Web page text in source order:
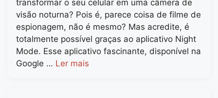
transformar o seu celular em uma câmera de
visão noturna? Pois é, parece coisa de filme de
espionagem, não é mesmo? Mas acredite, é
totalmente possível graças ao aplicativo Night
Mode. Esse aplicativo fascinante, disponível na
Google … Ler mais